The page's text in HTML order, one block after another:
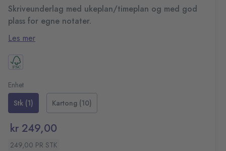
Skriveunderlag med ukeplan/timeplan og med god
plass for egne notater.
Blokklimt nedre kant. Inneholder kalender for
inneværende år og neste år. 48 blad. Den inneholder
år/månedsoversikt for inneværende og påfølgende år.
Mål fra 0-48 cm med millimeterinndeling i nedre kant
Notatplass hver dag
Ukeplan/timeplan
Stående uke/oppslag
Les mer
Enhet
Stk (1)
Kartong (10)
kr 249,00
249,00 PR STK